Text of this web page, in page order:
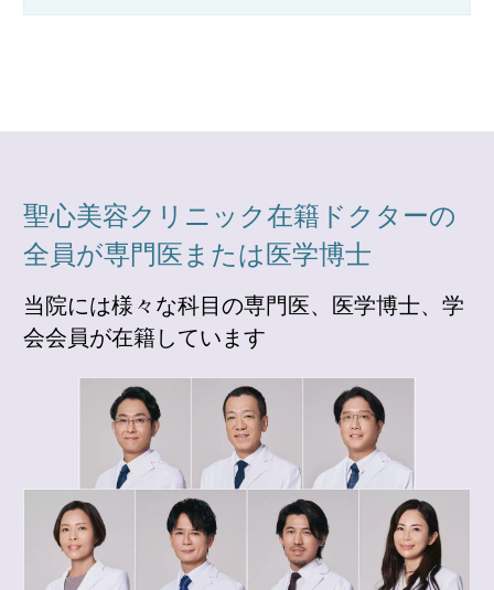
聖心美容クリニック在籍ドクターの
全員が専門医または医学博士
当院には様々な科目の専門医、医学博士、学
会会員が在籍しています